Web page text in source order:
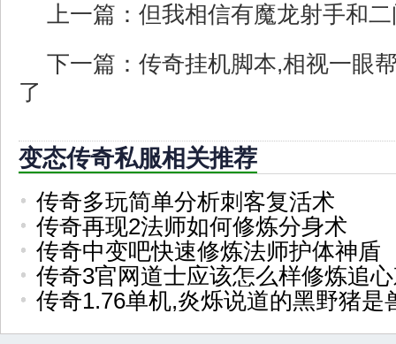
上一篇： 但我相信有魔龙射手和
下一篇： 传奇挂机脚本,相视一眼
了
变态传奇私服相关推荐
传奇多玩简单分析刺客复活术
传奇再现2法师如何修炼分身术
传奇中变吧快速修炼法师护体神盾
传奇3官网道士应该怎么样修炼追
传奇1.76单机,炎烁说道的黑野猪是